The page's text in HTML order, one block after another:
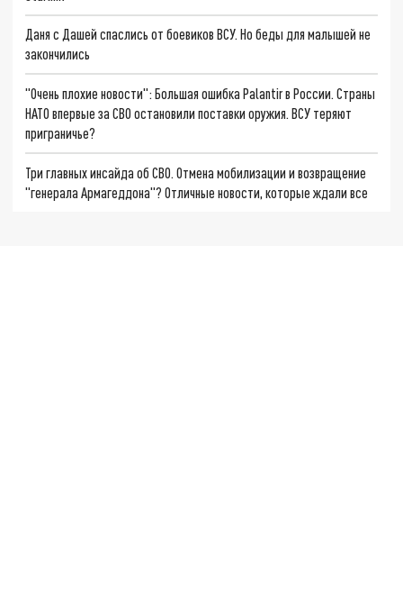
Даня с Дашей спаслись от боевиков ВСУ. Но беды для малышей не
закончились
"Очень плохие новости": Большая ошибка Palantir в России. Страны
НАТО впервые за СВО остановили поставки оружия. ВСУ теряют
приграничье?
Три главных инсайда об СВО. Отмена мобилизации и возвращение
"генерала Армагеддона"? Отличные новости, которые ждали все